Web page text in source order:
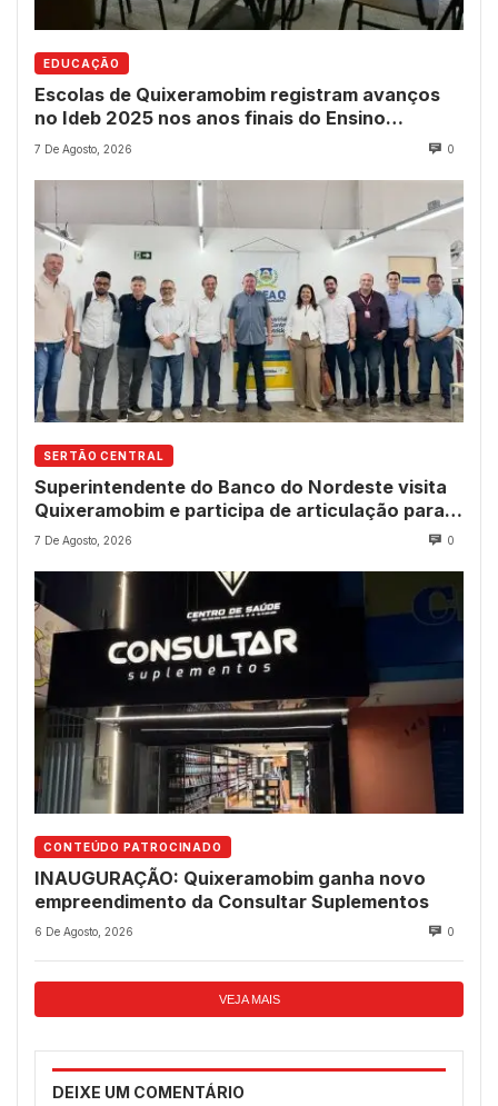
EDUCAÇÃO
Escolas de Quixeramobim registram avanços
no Ideb 2025 nos anos finais do Ensino
Fundamental
7 De Agosto, 2026 0
SERTÃO CENTRAL
Superintendente do Banco do Nordeste visita
Quixeramobim e participa de articulação para
avanço do futuro shopping
7 De Agosto, 2026 0
CONTEÚDO PATROCINADO
INAUGURAÇÃO: Quixeramobim ganha novo
empreendimento da Consultar Suplementos
6 De Agosto, 2026 0
VEJA MAIS
DEIXE UM COMENTÁRIO